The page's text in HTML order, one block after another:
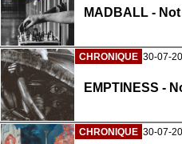
MADBALL -
CHRONIQUE 30-07-
EMPTINESS -
CHRONIQUE 30-07-